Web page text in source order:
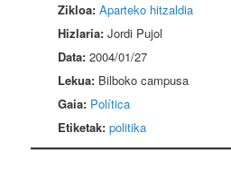
Zikloa: Aparteko hitzaldia
Hizlaria: Jordi Pujol
Data: 2004/01/27
Lekua: Bilboko campusa
Gaia: Política
Etiketak: politika